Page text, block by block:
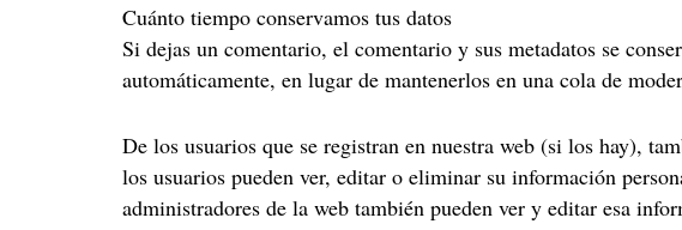
Cuánto tiempo conservamos tus datos
Si dejas un comentario, el comentario y sus metadatos se
automáticamente, en lugar de mantenerlos en una cola de
De los usuarios que se registran en nuestra web (si los hay),
los usuarios pueden ver, editar o eliminar su información
administradores de la web también pueden ver y editar esa